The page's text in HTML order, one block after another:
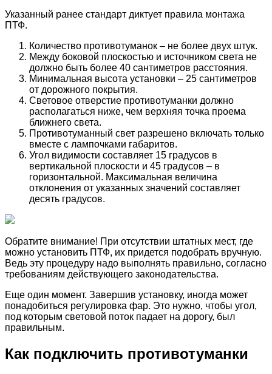
Указанный ранее стандарт диктует правила монтажа
ПТФ.
Количество противотуманок – не более двух штук.
Между боковой плоскостью и источником света не
должно быть более 40 сантиметров расстояния.
Минимальная высота установки – 25 сантиметров
от дорожного покрытия.
Световое отверстие противотуманки должно
располагаться ниже, чем верхняя точка проема
ближнего света.
Противотуманный свет разрешено включать только
вместе с лампочками габаритов.
Угол видимости составляет 15 градусов в
вертикальной плоскости и 45 градусов – в
горизонтальной. Максимальная величина
отклонения от указанных значений составляет
десять градусов.
Обратите внимание! При отсутствии штатных мест, где
можно установить ПТФ, их придется подобрать вручную.
Ведь эту процедуру надо выполнять правильно, согласно
требованиям действующего законодательства.
Еще один момент. Завершив установку, иногда может
понадобиться регулировка фар. Это нужно, чтобы угол,
под которым световой поток падает на дорогу, был
правильным.
Как подключить противотуманки